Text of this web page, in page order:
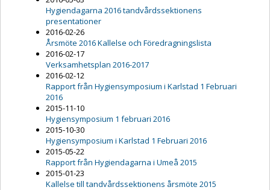
Hygiendagarna 2016 tandvårdssektionens
presentationer
2016-02-26
Årsmöte 2016 Kallelse och Föredragningslista
2016-02-17
Verksamhetsplan 2016-2017
2016-02-12
Rapport från Hygiensymposium i Karlstad 1 Februari
2016
2015-11-10
Hygiensymposium 1 februari 2016
2015-10-30
Hygiensymposium i Karlstad 1 Februari 2016
2015-05-22
Rapport från Hygiendagarna i Umeå 2015
2015-01-23
Kallelse till tandvårdssektionens årsmöte 2015